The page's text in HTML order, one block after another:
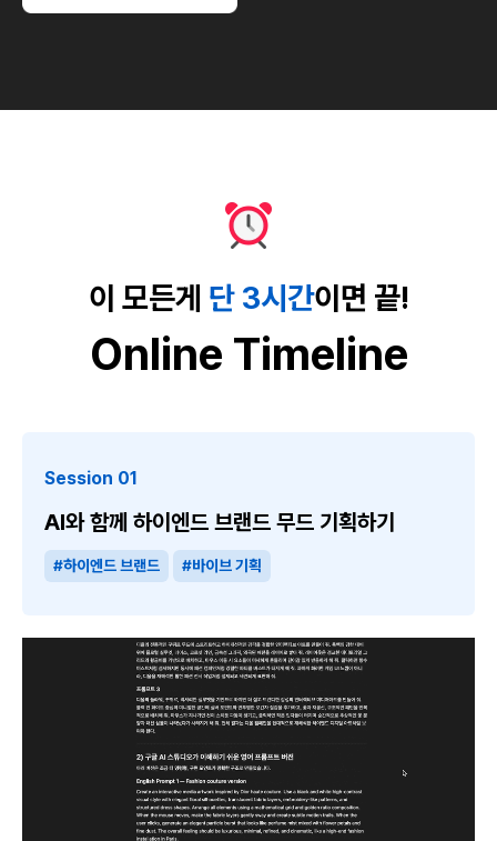
이 모든게 단 3시간이면 끝!
Online Timeline
Session 01
AI와 함께 하이엔드 브랜드 무드 기획하기
#하이엔드 브랜드 #바이브 기획